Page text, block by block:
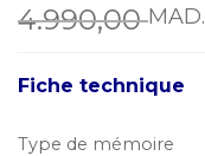
4.990,00MAD.
Fiche technique
Type de mémoire